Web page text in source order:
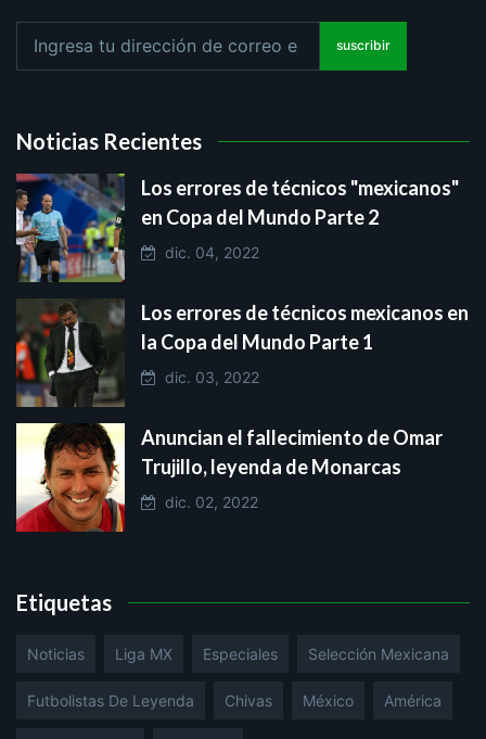
suscribir
Noticias Recientes
Los errores de técnicos "mexicanos"
en Copa del Mundo Parte 2
dic. 04, 2022
Los errores de técnicos mexicanos en
la Copa del Mundo Parte 1
dic. 03, 2022
Anuncian el fallecimiento de Omar
Trujillo, leyenda de Monarcas
dic. 02, 2022
Etiquetas
Noticias Liga MX Especiales Selección Mexicana
Futbolistas De Leyenda Chivas México América